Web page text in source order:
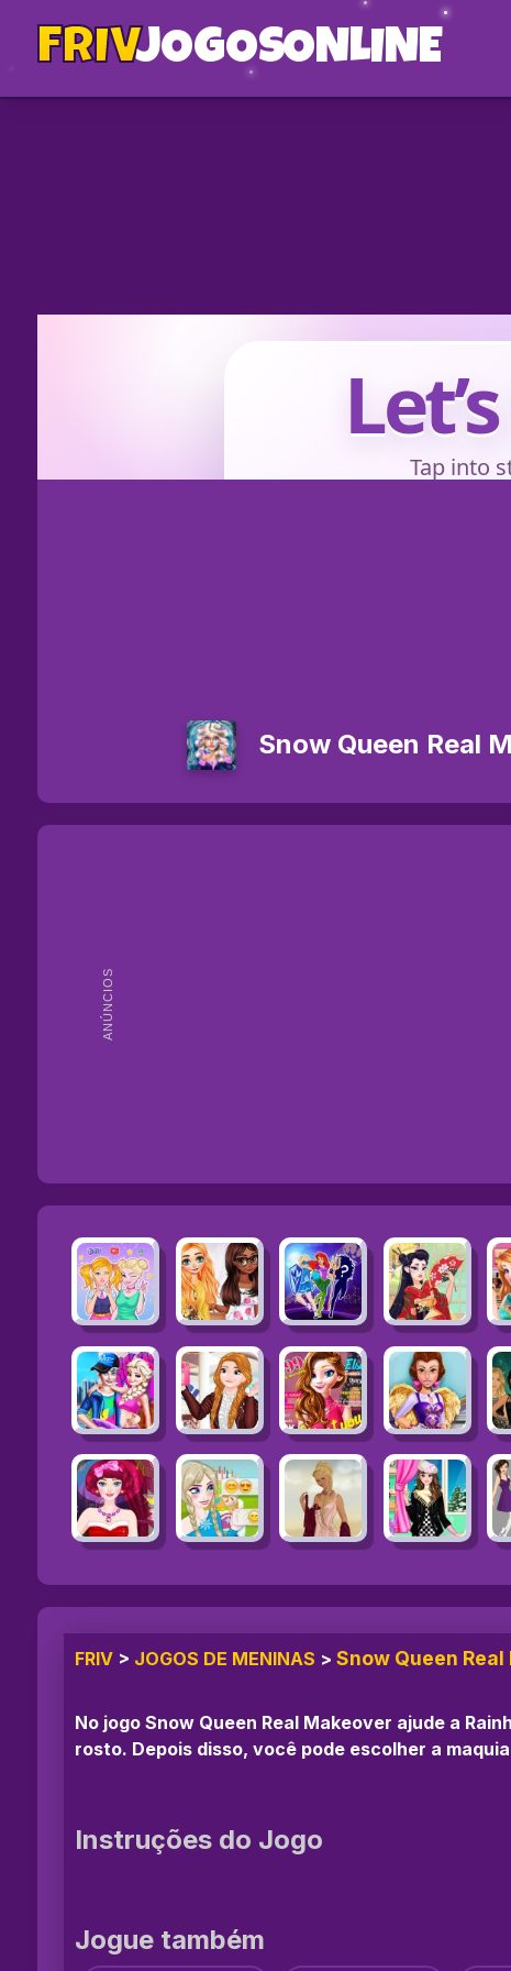
FRIVJOGOSONLINE
ANÚNCIOS
Snow Queen Real
FRIV > JOGOS DE MENINAS > Snow Queen
No jogo Snow Queen Real Makeover ajude a
rosto. Depois disso, você pode escolher a
Instruções do Jogo
Jogue também